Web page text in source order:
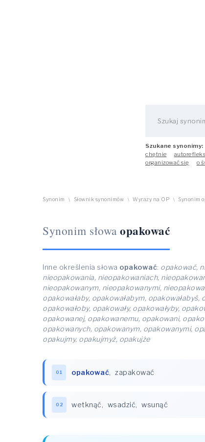
Szukane synonimy:
chętnie
organizować się
o
Synonim \ Słownik synonimów \ Wyrazy na OP \ Synonim
Synonim słowa opakować
Inne określenia słowa opakować: opakować,
nieopakowania, nieopakowaniach,
nieopakowanym, nieopakowanymi,
opakowałaby, opakowałabym, opakowałabyś,
opakowałoby, opakowały, opakowałyby,
opakowanej, opakowanemu, opakowani,
opakowanych, opakowanym, opakowanymi,
opakujmy, opakujmyż, opakujże
01 opakować, zapakować
02 wetknąć, wsadzić, wsunąć